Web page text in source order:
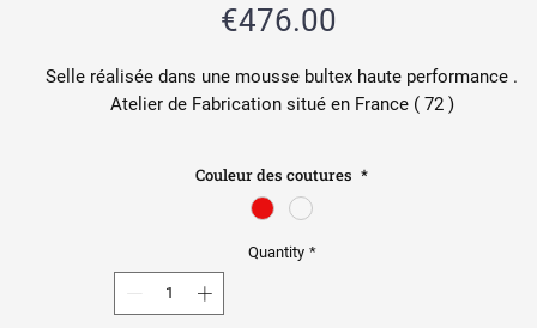
€476.00
Selle réalisée dans une mousse bultex haute performance .
Atelier de Fabrication situé en France ( 72 )
il est possible de travailler à partir de votre selle actuelle si vou
ssouhaitez un projet similaire ou un projet totalement different .
Pasage en confort & revetement .
Fatboy, FXBRS, FLSTF, 2018-2021, 2022, 2023
Couleur des coutures *
Quantity *